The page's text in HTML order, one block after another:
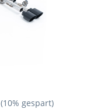
(10% gespart)